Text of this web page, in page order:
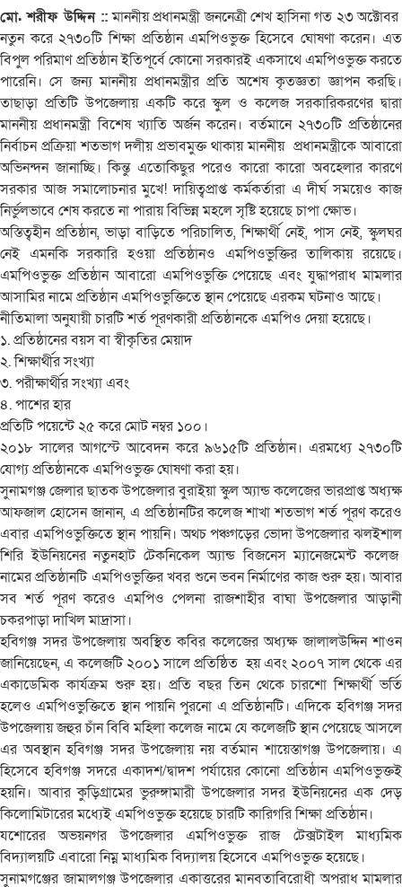
মো. শরীফ উদ্দিন ::মাননীয় প্রধানমন্ত্রী জননেত্রী শেখ হাসিনা গত ২৩ অক্টোবর
নতুন করে ২৭৩০টি শিক্ষা প্রতিষ্ঠান এমপিওভুক্ত হিসেবে ঘোষণা করেন। এত
বিপুল পরিমাণ প্রতিষ্ঠান ইতিপূর্বে কোনো সরকারই একসাথে এমপিওভুক্ত করতে
পারেনি। সে জন্য মাননীয় প্রধানমন্ত্রীর প্রতি অশেষ কৃতজ্ঞতা জ্ঞাপন করছি।
তাছাড়া প্রতিটি উপজেলায় একটি করে স্কুল ও কলেজ সরকারিকরণের দ্বারা
মাননীয় প্রধানমন্ত্রী বিশেষ খ্যাতি অর্জন করেন। বর্তমানে ২৭৩০টি প্রতিষ্ঠানের
নির্বাচন প্রক্রিয়া শতভাগ দলীয় প্রভাবমুক্ত থাকায় মাননীয় প্রধানমন্ত্রীকে আবারো
অভিনন্দন জানাচ্ছি। কিন্তু এতোকিছুর পরেও কারো কারো অবহেলার কারণে
সরকার আজ সমালোচনার মুখে! দায়িত্বপ্রাপ্ত কর্মকর্তারা এ দীর্ঘ সময়েও কাজ
নির্ভুলভাবে শেষ করতে না পারায় বিভিন্ন মহলে সৃষ্টি হয়েছে চাপা ক্ষোভ।
অস্তিত্বহীন প্রতিষ্ঠান, ভাড়া বাড়িতে পরিচালিত, শিক্ষার্থী নেই, পাস নেই, স্কুলঘর
নেই এমনকি সরকারি হওয়া প্রতিষ্ঠানও এমপিওভুক্তির তালিকায় রয়েছে।
এমপিওভুক্ত প্রতিষ্ঠান আবারো এমপিওভুক্তি পেয়েছে এবং যুদ্ধাপরাধ মামলার
আসামির নামে প্রতিষ্ঠান এমপিওভুক্তিতে স্থান পেয়েছে এরকম ঘটনাও আছে।
নীতিমালা অনুযায়ী চারটি শর্ত পূরণকারী প্রতিষ্ঠানকে এমপিও দেয়া হয়েছে।
১. প্রতিষ্ঠানের বয়স বা স্বীকৃতির মেয়াদ
২. শিক্ষার্থীর সংখ্যা
৩. পরীক্ষার্থীর সংখ্যা এবং
৪. পাশের হার
প্রতিটি পয়েন্টে ২৫ করে মোট নম্বর ১০০।
২০১৮ সালের আগস্টে আবেদন করে ৯৬১৫টি প্রতিষ্ঠান। এরমধ্যে ২৭৩০টি
যোগ্য প্রতিষ্ঠানকে এমপিওভুক্ত ঘোষণা করা হয়।
সুনামগঞ্জ জেলার ছাতক উপজেলার বুরাইয়া স্কুল অ্যান্ড কলেজের ভারপ্রাপ্ত অধ্যক্ষ
আফজাল হোসেন জানান, এ প্রতিষ্ঠানটির কলেজ শাখা শতভাগ শর্ত পূরণ করেও
এবার এমপিওভুক্তিতে স্থান পায়নি। অথচ পঞ্চগড়ের ভোদা উপজেলার ঝলইশাল
শিরি ইউনিয়নের নতুনহাট টেকনিকেল অ্যান্ড বিজনেস ম্যানেজমেন্ট কলেজ
নামের প্রতিষ্ঠানটি এমপিওভুক্তির খবর শুনে ভবন নির্মাণের কাজ শুরু হয়। আবার
সব শর্ত পূরণ করেও এমপিও পেলনা রাজশাহীর বাঘা উপজেলার আড়ানী
চকরপাড়া দাখিল মাদ্রাসা।
হবিগঞ্জ সদর উপজেলায় অবস্থিত কবির কলেজের অধ্যক্ষ জালালউদ্দিন শাওন
জানিয়েছেন, এ কলেজটি ২০০১ সালে প্রতিষ্ঠিত হয় এবং ২০০৭ সাল থেকে এর
একাডেমিক কার্যক্রম শুরু হয়। প্রতি বছর তিন থেকে চারশো শিক্ষার্থী ভর্তি
হলেও এমপিওভুক্তিতে স্থান পায়নি পুরনো এ প্রতিষ্ঠানটি। এদিকে হবিগঞ্জ সদর
উপজেলায় জহুর চাঁন বিবি মহিলা কলেজ নামে যে কলেজটি স্থান পেয়েছে আসলে
এর অবস্থান হবিগঞ্জ সদর উপজেলায় নয় বর্তমান শায়েস্তাগঞ্জ উপজেলায়। এ
হিসেবে হবিগঞ্জ সদরে একাদশ/দ্বাদশ পর্যায়ের কোনো প্রতিষ্ঠান এমপিওভুক্তই
হয়নি। আবার কুড়িগ্রামের ভুরুঙ্গামারী উপজেলার সদর ইউনিয়নের এক দেড়
কিলোমিটারের মধ্যেই এমপিওভুক্ত হয়েছে চারটি কারিগরি শিক্ষা প্রতিষ্ঠান।
যশোরের অভয়নগর উপজেলার এমপিওভুক্ত রাজ টেক্সটাইল মাধ্যমিক
বিদ্যালয়টি এবারো নিম্ন মাধ্যমিক বিদ্যালয় হিসেবে এমপিওভুক্ত হয়েছে।
সুনামগঞ্জের জামালগঞ্জ উপজেলার একাত্তরের মানবতাবিরোধী অপরাধ মামলার